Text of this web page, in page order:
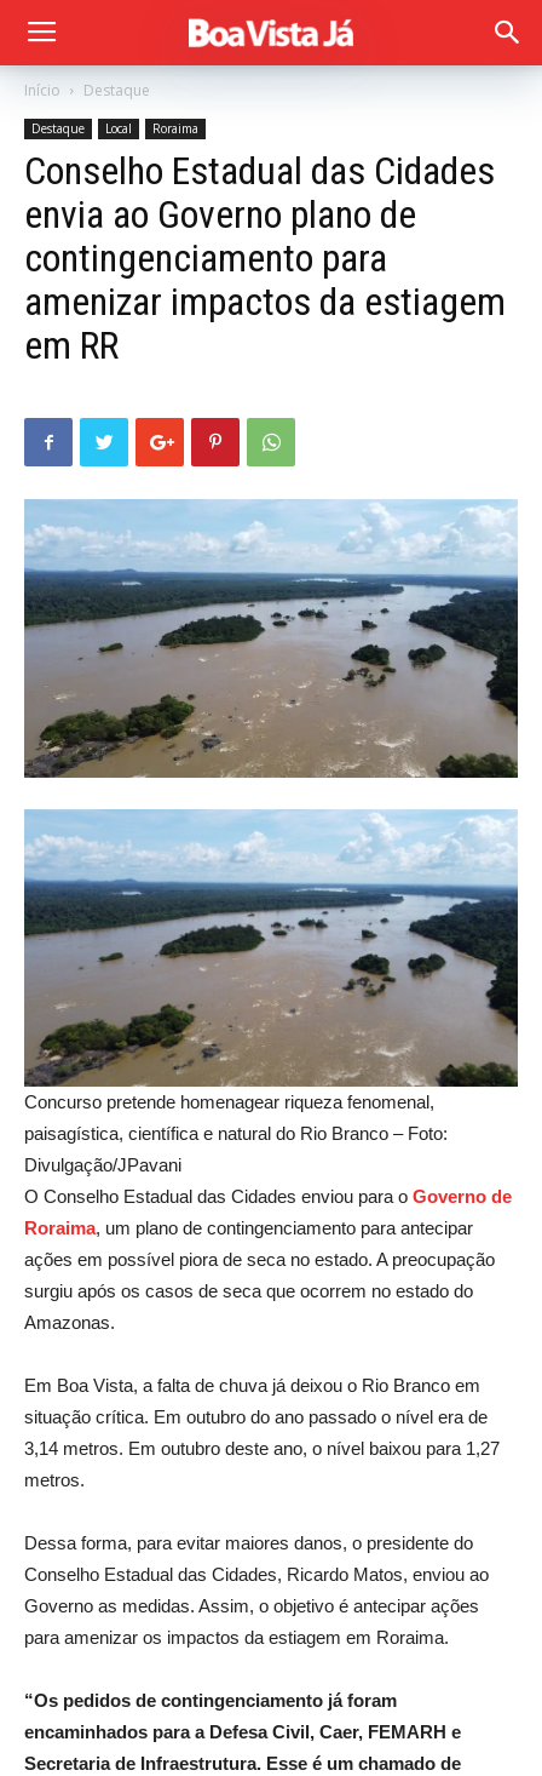
Início Destaque
Destaque Local Roraima
Conselho Estadual das Cidades
envia ao Governo plano de
contingenciamento para
amenizar impactos da estiagem
em RR
Concurso pretende homenagear riqueza fenomenal,
paisagística, científica e natural do Rio Branco – Foto:
Divulgação/JPavani
O Conselho Estadual das Cidades enviou para o Governo de
Roraima, um plano de contingenciamento para antecipar
ações em possível piora de seca no estado. A preocupação
surgiu após os casos de seca que ocorrem no estado do
Amazonas.
Em Boa Vista, a falta de chuva já deixou o Rio Branco em
situação crítica. Em outubro do ano passado o nível era de
3,14 metros. Em outubro deste ano, o nível baixou para 1,27
metros.
Dessa forma, para evitar maiores danos, o presidente do
Conselho Estadual das Cidades, Ricardo Matos, enviou ao
Governo as medidas. Assim, o objetivo é antecipar ações
para amenizar os impactos da estiagem em Roraima.
“Os pedidos de contingenciamento já foram
encaminhados para a Defesa Civil, Caer, FEMARH e
Secretaria de Infraestrutura. Esse é um chamado de